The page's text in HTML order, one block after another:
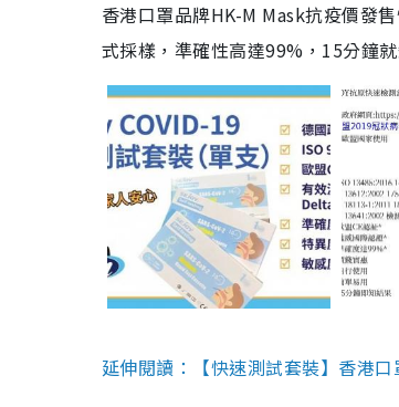
香港口罩品牌HK-M Mask抗疫價發
式採樣，準確性高達99%，15分鐘
延伸閱讀：【快速測試套裝】香港